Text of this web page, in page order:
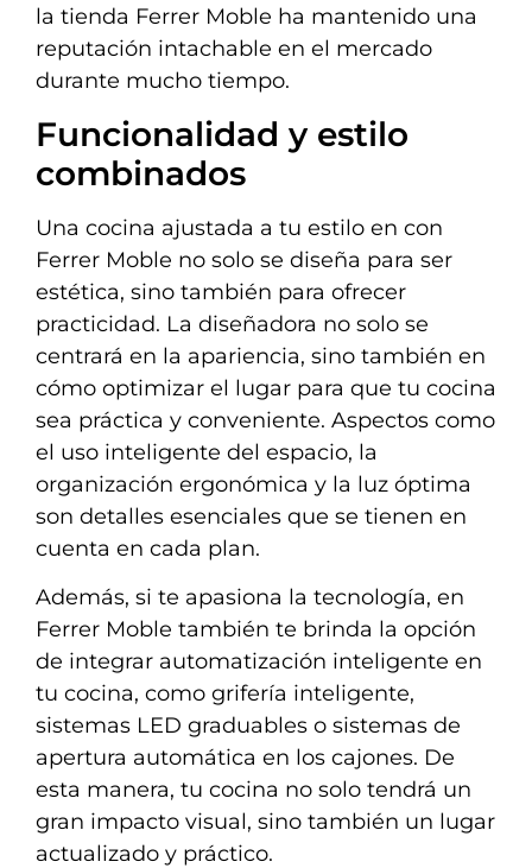
la tienda Ferrer Moble ha mantenido una
reputación intachable en el mercado
durante mucho tiempo.
Funcionalidad y estilo
combinados
Una cocina ajustada a tu estilo en con
Ferrer Moble no solo se diseña para ser
estética, sino también para ofrecer
practicidad. La diseñadora no solo se
centrará en la apariencia, sino también en
cómo optimizar el lugar para que tu cocina
sea práctica y conveniente. Aspectos como
el uso inteligente del espacio, la
organización ergonómica y la luz óptima
son detalles esenciales que se tienen en
cuenta en cada plan.
Además, si te apasiona la tecnología, en
Ferrer Moble también te brinda la opción
de integrar automatización inteligente en
tu cocina, como grifería inteligente,
sistemas LED graduables o sistemas de
apertura automática en los cajones. De
esta manera, tu cocina no solo tendrá un
gran impacto visual, sino también un lugar
actualizado y práctico.